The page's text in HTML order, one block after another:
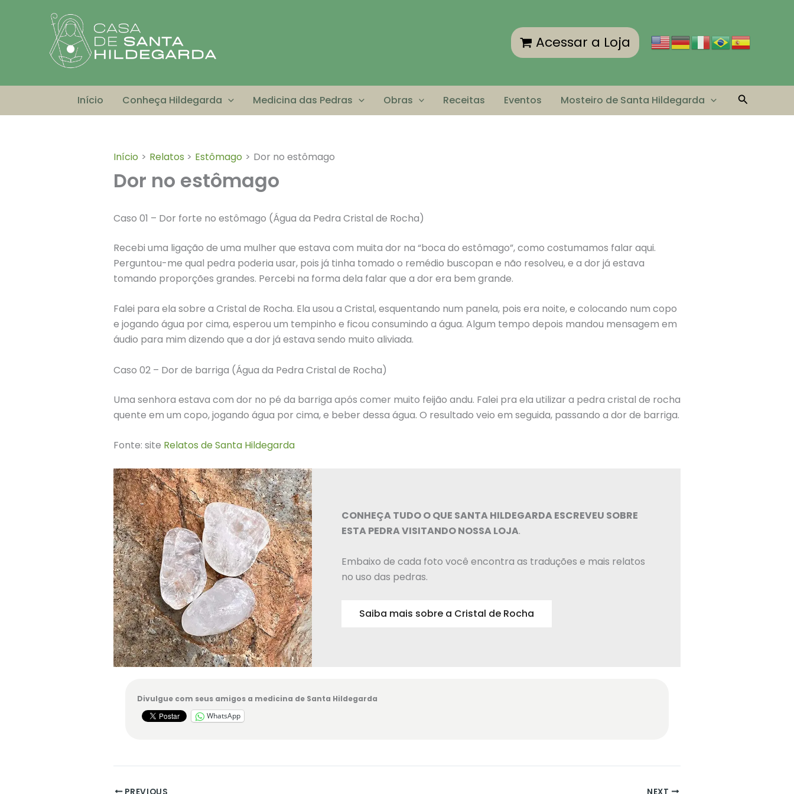
Acessar a Loja
Início Conheça Hildegarda Medicina das Pedras Obras Receitas Eventos Mosteiro de Santa Hildegarda Pesquisar
Início Relatos Estômago Dor no estômago
Dor no estômago
Caso 01 – Dor forte no estômago (Água da Pedra Cristal de Rocha)
Recebi uma ligação de uma mulher que estava com muita dor na “boca do estômago”, como costumamos falar aqui.
Perguntou-me qual pedra poderia usar, pois já tinha tomado o remédio buscopan e não resolveu, e a dor já estava
tomando proporções grandes. Percebi na forma dela falar que a dor era bem grande.
Falei para ela sobre a Cristal de Rocha. Ela usou a Cristal, esquentando num panela, pois era noite, e colocando num copo
e jogando água por cima, esperou um tempinho e ficou consumindo a água. Algum tempo depois mandou mensagem em
áudio para mim dizendo que a dor já estava sendo muito aliviada.
Caso 02 – Dor de barriga (Água da Pedra Cristal de Rocha)
Uma senhora estava com dor no pé da barriga após comer muito feijão andu. Falei pra ela utilizar a pedra cristal de rocha
quente em um copo, jogando água por cima, e beber dessa água. O resultado veio em seguida, passando a dor de barriga.
Fonte: site Relatos de Santa Hildegarda
CONHEÇA TUDO O QUE SANTA HILDEGARDA ESCREVEU SOBRE
ESTA PEDRA VISITANDO NOSSA LOJA.
Embaixo de cada foto você encontra as traduções e mais relatos
no uso das pedras.
Saiba mais sobre a Cristal de Rocha
Divulgue com seus amigos a medicina de Santa Hildegarda
WhatsApp
PREVIOUS NEXT